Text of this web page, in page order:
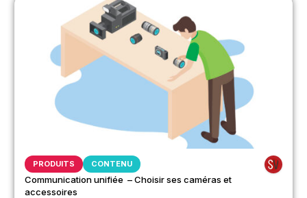
PRODUITS CONTENU
Communication unifiée – Choisir ses caméras et
accessoires